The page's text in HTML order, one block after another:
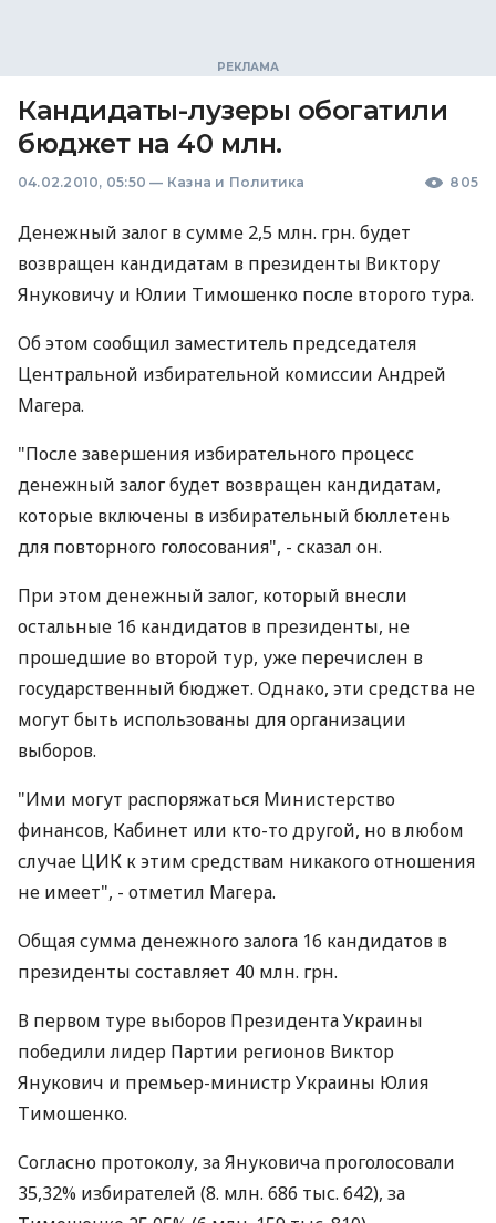
Кандидаты-лузеры обогатили
бюджет на 40 млн.
04.02.2010, 05:50 — Казна и Политика 805
Денежный залог в сумме 2,5 млн. грн. будет
возвращен кандидатам в президенты Виктору
Януковичу и Юлии Тимошенко после второго тура.
Об этом сообщил заместитель председателя
Центральной избирательной комиссии Андрей
Магера.
"После завершения избирательного процесс
денежный залог будет возвращен кандидатам,
которые включены в избирательный бюллетень
для повторного голосования", - сказал он.
При этом денежный залог, который внесли
остальные 16 кандидатов в президенты, не
прошедшие во второй тур, уже перечислен в
государственный бюджет. Однако, эти средства не
могут быть использованы для организации
выборов.
"Ими могут распоряжаться Министерство
финансов, Кабинет или кто-то другой, но в любом
случае ЦИК к этим средствам никакого отношения
не имеет", - отметил Магера.
Общая сумма денежного залога 16 кандидатов в
президенты составляет 40 млн. грн.
В первом туре выборов Президента Украины
победили лидер Партии регионов Виктор
Янукович и премьер-министр Украины Юлия
Тимошенко.
Согласно протоколу, за Януковича проголосовали
35,32% избирателей (8. млн. 686 тыс. 642), за